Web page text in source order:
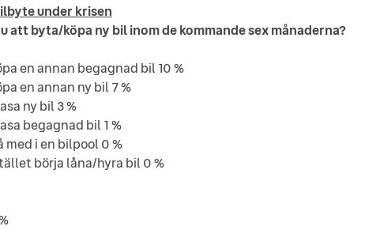
under krisen
att byta/köpa ny bil inom de kommande sex månaderna?
en annan begagnad bil 10 %
en annan ny bil 7 %
ny bil 3 %
begagnad bil 1 %
med i en bilpool 0 %
börja låna/hyra bil 0 %